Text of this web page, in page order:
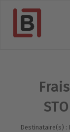
Destinataire(s) :